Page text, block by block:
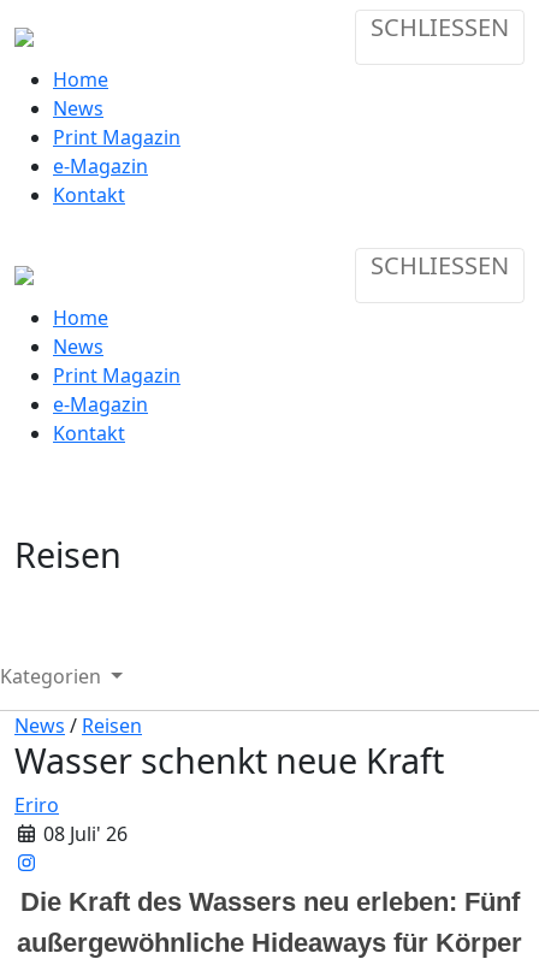
SCHLIESSEN
Home
News
Print Magazin
e-Magazin
Kontakt
SCHLIESSEN
Home
News
Print Magazin
e-Magazin
Kontakt
Reisen
Kategorien
News / Reisen
Wasser schenkt neue Kraft
Eriro
08 Juli' 26
Die Kraft des Wassers neu erleben: Fünf
außergewöhnliche Hideaways für Körper